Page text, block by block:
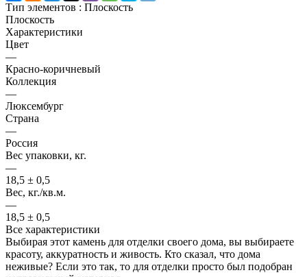
Тип элементов : Плоскость
Плоскость
Характеристики
Цвет
—
Красно-коричневый
Коллекция
—
Люксембург
Страна
—
Россия
Вес упаковки, кг.
—
18,5 ± 0,5
Вес, кг./кв.м.
—
18,5 ± 0,5
Все характеристики
Выбирая этот камень для отделки своего дома, вы выбираете
красоту, аккуратность и живость. Кто сказал, что дома
неживые? Если это так, то для отделки просто был подобран